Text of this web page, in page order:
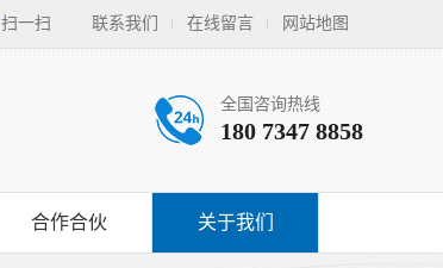
联系我们 在线留言 网站地图
扫一扫
全国咨询热线
180 7347 8858
合作合伙 关于我们